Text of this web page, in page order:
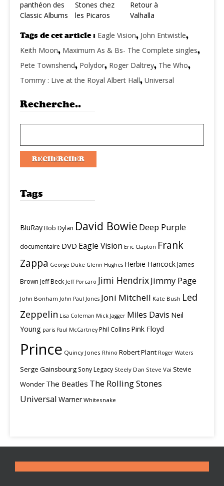
panthéon des
Classic Albums
Stones chez
les Picaros
Retour à
Valhalla
Tags de cet article : Eagle Vision, John Entwistle,
Keith Moon, Maximum As & Bs- The Complete singles,
Pete Townshend, Polydor, Roger Daltrey, The Who,
Tommy : Live at the Royal Albert Hall, Universal
Recherche..
Tags
BluRayBob Dylan David Bowie Deep Purple
documentaire DVD Eagle Vision Eric Clapton Frank
Zappa George Duke Glenn Hughes Herbie HancockJames
Brown Jeff Beck Jeff Porcaro Jimi HendrixJimmy Page
John Bonham John Paul Jones Joni Mitchell Kate Bush Led
Zeppelin Lisa Coleman Mick Jagger Miles Davis Neil
Young paris Paul McCartney Phil Collins Pink Floyd
Prince Quincy Jones Rhino Robert Plant Roger Waters
Serge Gainsbourg Sony Legacy Steely Dan Steve Vai Stevie
Wonder The Beatles The Rolling Stones
Universal Warner Whitesnake